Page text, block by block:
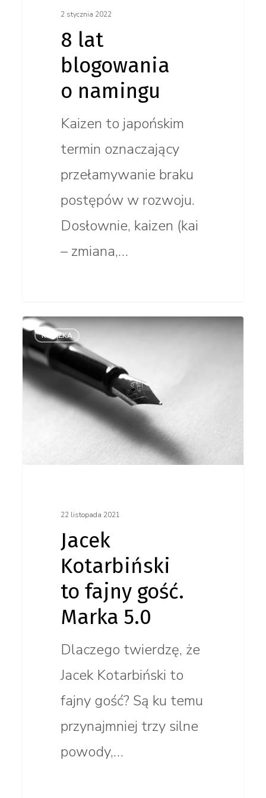
2 stycznia 2022
8 lat
blogowania
o namingu
Kaizen to japońskim
termin oznaczający
przełamywanie braku
postępów w rozwoju.
Dosłownie, kaizen (kai
– zmiana,…
Jacek
Kotarbiński
to fajny
gość.
KSIĄŻKA
22 listopada 2021
Jacek
Kotarbiński
to fajny gość.
Marka 5.0
Dlaczego twierdzę, że
Jacek Kotarbiński to
fajny gość? Są ku temu
przynajmniej trzy silne
powody,…